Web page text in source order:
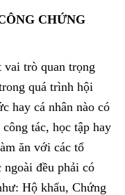
CHỨNG
vai trò quan trọng
quá trình hội
hay cá nhân nào có
tác, học tập hay
ăn với các tổ
đều phải có
Hộ khẩu, Chứng